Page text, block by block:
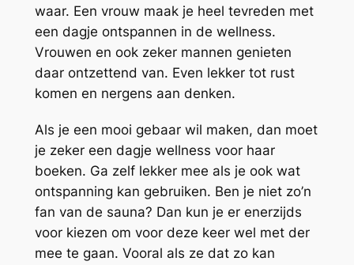
waar. Een vrouw maak je heel tevreden met
een dagje ontspannen in de wellness.
Vrouwen en ook zeker mannen genieten
daar ontzettend van. Even lekker tot rust
komen en nergens aan denken.
Als je een mooi gebaar wil maken, dan moet
je zeker een dagje wellness voor haar
boeken. Ga zelf lekker mee als je ook wat
ontspanning kan gebruiken. Ben je niet zo’n
fan van de sauna? Dan kun je er enerzijds
voor kiezen om voor deze keer wel met der
mee te gaan. Vooral als ze dat zo kan